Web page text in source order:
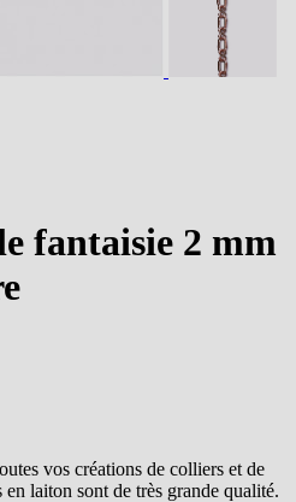
fantaisie 2 mm
vos créations de colliers et de
laiton sont de très grande qualité.